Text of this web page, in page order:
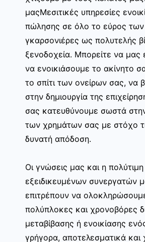
μαςΜεσιτικές υπηρεσίες
πώλησης σε όλο το εύρος
γκαρσονιέρες ως πολυτελής
ξενοδοχεία. Μπορείτε να μας
να ενοικιάσουμε το ακίνητο
το σπίτι των ονείρων σας, να
στην δημιουργία της
σας κατευθύνουμε σωστά
των χρημάτων σας με στόχο
δυνατή απόδοση.
Οι γνώσεις μας και η
εξειδικευμένων συνεργατών
επιτρέπουν να
πολύπλοκες και χρονοβόρες
μεταβίβασης ή ενοικίασης
γρήγορα, αποτελεσματικά και